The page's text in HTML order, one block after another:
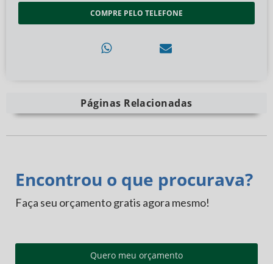
COMPRE PELO TELEFONE
Páginas Relacionadas
Encontrou o que procurava?
Faça seu orçamento gratis agora mesmo!
Quero meu orçamento